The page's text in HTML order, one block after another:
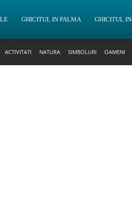
GHICITUL IN PALMA GHICITUL
ACTIVITATI NATURA SIMBOLURI OAMENI